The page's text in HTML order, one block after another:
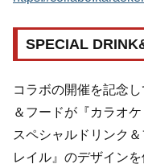
SPECIAL
コラボの開催を記念
＆フードが『カラオ
スペシャルドリンク
レイル』のデザイン